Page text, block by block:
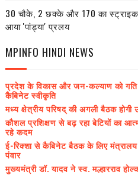
30 चौके, 2 छक्के और 170 का
आया 'पांड्या' प्रलय
MPINFO HINDI NEWS
प्रदेश के विकास और जन-कल्याण को
कैबिनेट स्वीकृति
मध्य क्षेत्रीय परिषद् की अगली बैठक
कौशल प्रशिक्षण से बढ़ रहा बेटियों का
रहे कदम
ई-रिक्शा से कैबिनेट बैठक के लिए
पंवार
मुख्यमंत्री डॉ. यादव ने स्व. मल्हारराव